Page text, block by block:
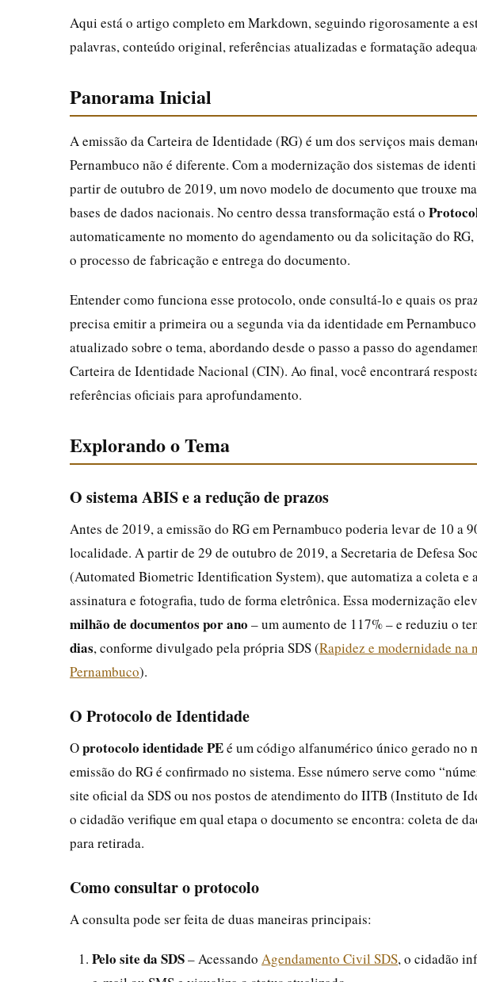
Aqui está o artigo completo em Markdown, seguindo rigorosamente a
palavras, conteúdo original, referências atualizadas e formatação
Panorama Inicial
A emissão da Carteira de Identidade (RG) é um dos serviços mais
Pernambuco não é diferente. Com a modernização dos sistemas de
partir de outubro de 2019, um novo modelo de documento que trouxe
bases de dados nacionais. No centro dessa transformação está o
automaticamente no momento do agendamento ou da solicitação do
o processo de fabricação e entrega do documento.
Entender como funciona esse protocolo, onde consultá-lo e quais os
precisa emitir a primeira ou a segunda via da identidade em
atualizado sobre o tema, abordando desde o passo a passo do
Carteira de Identidade Nacional (CIN). Ao final, você encontrará
referências oficiais para aprofundamento.
Explorando o Tema
O sistema ABIS e a redução de prazos
Antes de 2019, a emissão do RG em Pernambuco poderia levar de 10 a
localidade. A partir de 29 de outubro de 2019, a Secretaria de Defesa
(Automated Biometric Identification System), que automatiza a coleta e
assinatura e fotografia, tudo de forma eletrônica. Essa modernização
milhão de documentos por ano – um aumento de 117% – e reduziu o
dias, conforme divulgado pela própria SDS (Rapidez e modernidade na
Pernambuco).
O Protocolo de Identidade
Oprotocolo identidade PEé um código alfanumérico único gerado no
emissão do RG é confirmado no sistema. Esse número serve como
site oficial da SDS ou nos postos de atendimento do IITB (Instituto de
o cidadão verifique em qual etapa o documento se encontra: coleta de
para retirada.
Como consultar o protocolo
A consulta pode ser feita de duas maneiras principais:
Pelo site da SDS– Acessando Agendamento Civil SDS, o cidadão